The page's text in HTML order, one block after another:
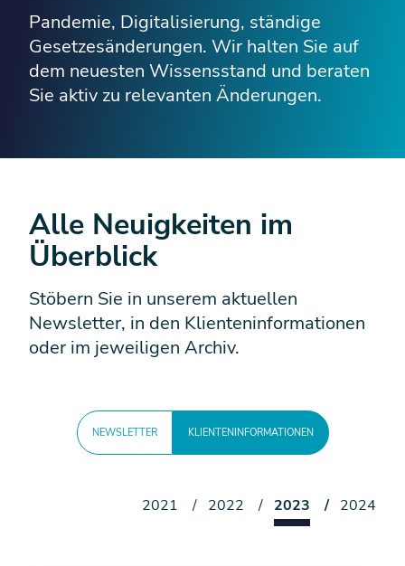
Pandemie, Digitalisierung, ständige
Gesetzesänderungen. Wir halten Sie auf
dem neuesten Wissensstand und beraten
Sie aktiv zu relevanten Änderungen.
Alle Neuigkeiten im
Überblick
Stöbern Sie in unserem aktuellen
Newsletter, in den Klienteninformationen
oder im jeweiligen Archiv.
NEWSLETTER KLIENTENINFORMATIONEN
2021 2022 2023 2024